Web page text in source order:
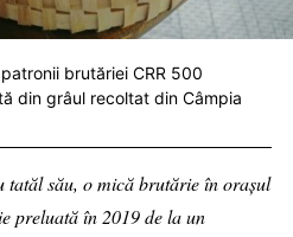
patronii brutăriei CRR 500
din grâul recoltat din Câmpia
tatăl său, o mică brutărie în orașul
preluată în 2019 de la un